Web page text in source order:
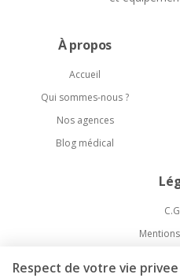
À propos
Accueil
Qui sommes-nous ?
Nos agences
Blog médical
Respect de votre vie privee